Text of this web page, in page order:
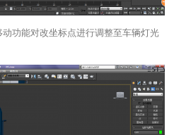
功能对改坐标点进行调整至车辆灯光